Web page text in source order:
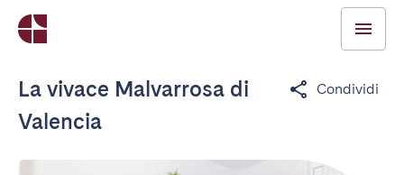
La vivace Malvarrosa di
Valencia
Condividi